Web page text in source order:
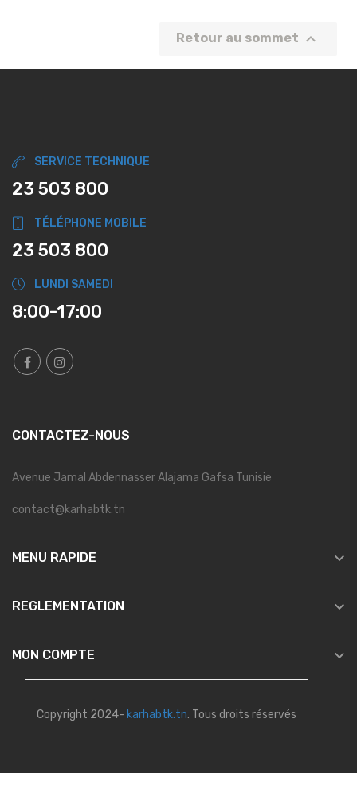
Retour au sommet 
SERVICE TECHNIQUE
23 503 800
TÉLÉPHONE MOBILE
23 503 800
LUNDI SAMEDI
8:00-17:00
CONTACTEZ-NOUS
Avenue Jamal Abdennasser Alajama Gafsa Tunisie
contact@karhabtk.tn
MENU RAPIDE 
REGLEMENTATION 
MON COMPTE 
Copyright 2024- karhabtk.tn. Tous droits réservés